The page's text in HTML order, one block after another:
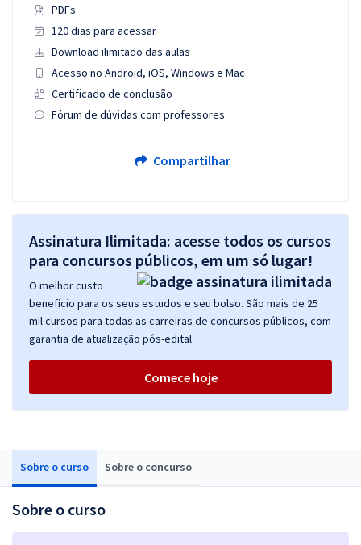
Sobre o curso Sobre o concurso
Sobre o curso
PDFs
120 dias para acessar
Download ilimitado das aulas
Acesso no Android, iOS, Windows e Mac
Certificado de conclusão
Fórum de dúvidas com professores
Compartilhar
Assinatura Ilimitada: acesse todos os cursos
para concursos públicos, em um só lugar!
O melhor custo
benefício para os seus estudos e seu bolso. São mais de 25
mil cursos para todas as carreiras de concursos públicos, com
garantia de atualização pós-edital.
Comece hoje